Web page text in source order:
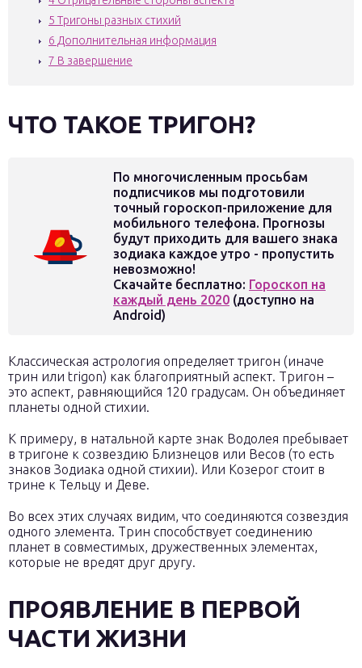
5 Тригоны разных стихий
6 Дополнительная информация
7 В завершение
ЧТО ТАКОЕ ТРИГОН?
По многочисленным просьбам
подписчиков мы подготовили
точный гороскоп-приложение для
мобильного телефона. Прогнозы
будут приходить для вашего знака
зодиака каждое утро - пропустить
невозможно!
Скачайте бесплатно: Гороскоп на
каждый день 2020 (доступно на
Android)
Классическая астрология определяет тригон (иначе
трин или trigon) как благоприятный аспект. Тригон –
это аспект, равняющийся 120 градусам. Он объединяет
планеты одной стихии.
К примеру, в натальной карте знак Водолея пребывает
в тригоне к созвездию Близнецов или Весов (то есть
знаков Зодиака одной стихии). Или Козерог стоит в
трине к Тельцу и Деве.
Во всех этих случаях видим, что соединяются созвездия
одного элемента. Трин способствует соединению
планет в совместимых, дружественных элементах,
которые не вредят друг другу.
ПРОЯВЛЕНИЕ В ПЕРВОЙ
ЧАСТИ ЖИЗНИ